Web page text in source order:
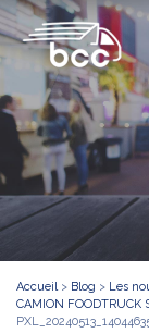
Accueil> Blog > Les
CAMION FOODTRUCK